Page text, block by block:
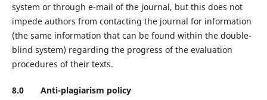
system or through e-mail of the journal, but this does not
impede authors from contacting the journal for information
(the same information that can be found within the double-
blind system) regarding the progress of the evaluation
procedures of their texts.
8.0 Anti-plagiarism policy